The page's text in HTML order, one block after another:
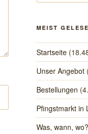
MEIST
Startseite
Unser Angebot
Bestellungen
Pfingstmarkt in
Was, wann, wo?